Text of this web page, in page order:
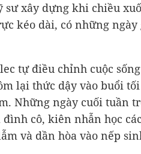
sư xây dựng khi chiều
kéo dài, có những
tự điều chỉnh cuộc
lại thức dậy vào buổi
Những ngày cuối tuần
cô, kiên nhẫn học
và dần hòa vào nếp